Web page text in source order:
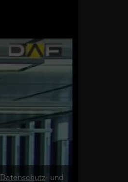
Datenschutz- und